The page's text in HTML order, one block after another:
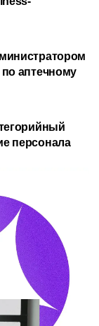
аптечному
персонала